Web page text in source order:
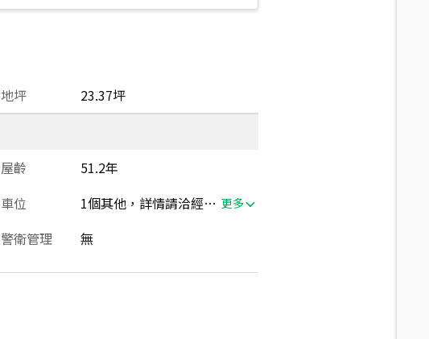
地坪
23.37坪
屋齡
51.2年
車位 1個其他，詳情請洽經紀人員 更多
警衛管理 無